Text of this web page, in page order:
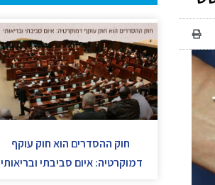
חוק ההסדרים הוא חוק עוקף
דמוקרטיה: איום סביבתי ובריאותי